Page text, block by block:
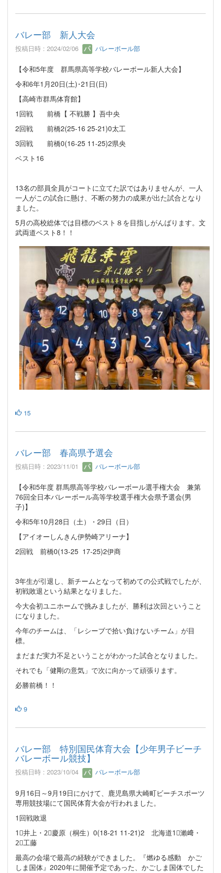
バレー部 新人大会
投稿日時 : 2024/02/06 バレーボール部
【令和5年度 群馬県高等学校バレーボール新人大会】
令和6年1月20日(土)･21日(日)
【高崎市群馬体育館】
1回戦 前橋【 不戦勝 】吾中央
2回戦 前橋2(25-16 25-21)0太工
3回戦 前橋0(16-25 11-25)2県央
ベスト16
13名の部員全員がコートに立てた訳ではありませんが、一人
一人がこの試合に懸け、不断の努力の成果が出た試合となり
ました。
5月の高校総体では目標のベスト８を目指しがんばります。文
武両道ベスト8！！
15
バレー部 春高県予選会
投稿日時 : 2023/11/01 バレーボール部
【令和5年度 群馬県高等学校バレーボール選手権大会 兼第
76回全日本バレーボール高等学校選手権大会県予選会(男
子)】
令和5年10月28日（土）・29日（日）
【アイオーしんきん伊勢崎アリーナ】
2回戦 前橋0(13-25 17-25)2伊商
3年生が引退し、新チームとなって初めての公式戦でしたが、
初戦敗退という結果となりました。
今大会初ユニホームで挑みましたが、勝利は次回ということ
になりました。
今年のチームは、「レシーブで拾い負けないチーム」が目
標。
まだまだ実力不足ということがわかった試合となりました。
それでも「健剛の意気」で次に向かって頑張ります。
必勝前橋！！
9
バレー部 特別国民体育大会【少年男子ビーチ
バレーボール競技】
投稿日時 : 2023/10/04 バレーボール部
9月16日～9月19日にかけて、鹿児島県大崎町ビーチスポーツ
専用競技場にて国民体育大会が行われました。
1回戦敗退
1⃣井上・2⃣慶原（桐生）0(18-21 11-21)2 北海道1⃣瀨﨑・
2⃣工藤
最高の会場で最高の経験ができました。『燃ゆる感動 かご
しま国体』2020年に開催予定であった、かごしま国体でした